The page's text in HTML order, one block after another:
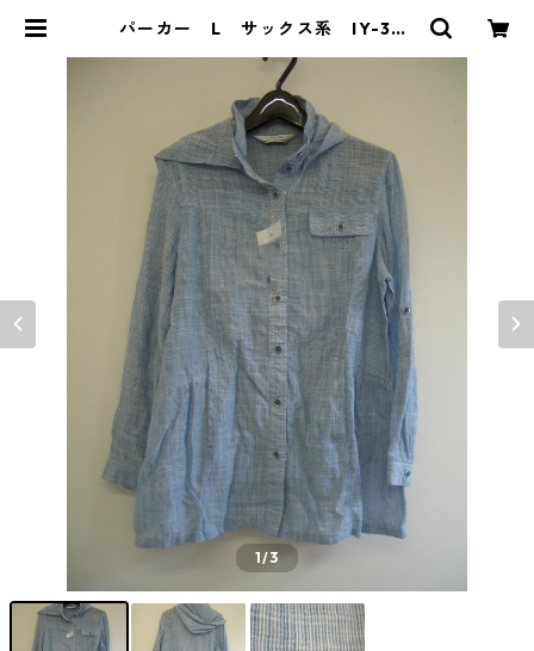
パーカー L サックス系 IY-393
1/3